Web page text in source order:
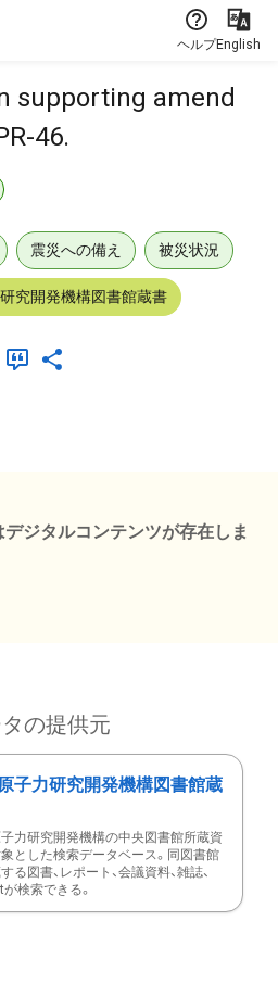
ヘルプEnglish
supporting amend
46.
震災への備え 被災状況
究開発機構図書館蔵書
デジタルコンテンツが存在しま
の提供元
子力研究開発機構図書館蔵
力研究開発機構の中央図書館所蔵資
とした検索データベース。同図書館
る図書、レポート、会議資料、雑誌、
検索できる。